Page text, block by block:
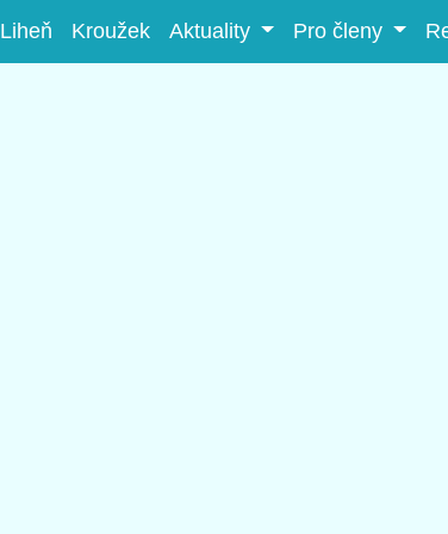
Liheň Kroužek Aktuality Pro členy